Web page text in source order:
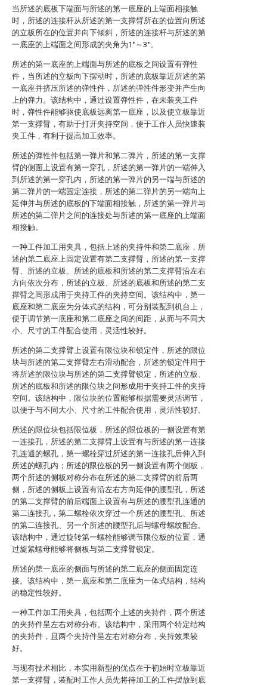
当所述的底板下端面与所述的第一底座的上端面相接触
时，所述的连接杆从所述的第一支撑臂所在的位置向所述
的立板所在的位置并向下倾斜，所述的连接杆与所述的第
一底座的上端面之间形成的夹角为1°～3°。
所述的第一底座的上端面与所述的底板之间设置有弹性
件，当所述的立板向下摆动时，所述的底板靠近所述的第
一底座并挤压所述的弹性件，所述的弹性件形变并产生向
上的弹力。该结构中，通过设置弹性件，在未装夹工件
时，弹性件能够驱使底板远离第一底座，以及使立板靠近
第一支撑臂，有助于打开夹持空间，便于工作人员快速装
夹工件，有利于提高加工效率。
所述的弹性件包括第一弹片和第二弹片，所述的第一支撑
臂的侧面上设置有第一穿孔，所述的第一弹片的一端伸入
到所述的第一穿孔内，所述的第一弹片的另一端与所述的
第二弹片的一端固定连接，所述的第二弹片的另一端向上
延伸并与所述的底板的下端面相接触，所述的第一弹片与
所述的第二弹片之间的连接处与所述的第一底座的上端面
相接触。
一种工件加工用夹具，包括上述的夹持件和第二底座，所
述的第二底座上固定设置有第二支撑臂，所述的第一支撑
臂、所述的立板、所述的底板和所述的第二支撑臂沿左右
方向依次分布，所述的立板、所述的底板和所述的第二支
撑臂之间形成用于夹持工件的夹持空间。该结构中，第一
底座和第二底座为分体式的结构，可分别装配到机台上，
便于调节第一底座和第二底座之间的间距，从而与不同大
小、尺寸的工件配合使用，灵活性较好。
所述的第二支撑臂上设置有限位块和锁定件，所述的限位
块与所述的第二支撑臂左右滑动配合，所述的锁定件用于
将所述的限位块与所述的第二支撑臂锁定，所述的立板、
所述的底板和所述的限位块之间形成用于夹持工件的夹持
空间。该结构中，限位块的位置能够根据需要灵活调节，
以便于与不同大小、尺寸的工件配合使用，灵活性较好。
所述的限位块包括限位板，所述的限位板的一侧设置有第
一连接孔，所述的第二支撑臂上设置有与所述的第一连接
孔连通的螺孔，第一螺栓穿过所述的第一连接孔后伸入到
所述的螺孔内；所述的限位板的另一侧设置有两个侧板，
两个所述的侧板对称分布在所述的第二支撑臂的前后两
侧，所述的侧板上设置有沿左右方向延伸的腰型孔，所述
的第二支撑臂的前后端面上设置有与所述的腰型孔连通的
第二连接孔，第二螺栓依次穿过一个所述的腰型孔、所述
的第二连接孔、另一个所述的腰型孔后与螺母螺纹配合。
该结构中，通过旋转第一螺栓能够调节限位板的位置，通
过旋紧螺母能够将侧板与第二支撑臂锁定。
所述的第一底座的侧面与所述的第二底座的侧面固定连
接。该结构中，第一底座和第二底座为一体式结构，结构
的稳定性较好。
一种工件加工用夹具，包括两个上述的夹持件，两个所述
的夹持件呈左右对称分布。该结构中，采用两个特定结构
的夹持件，且两个夹持件呈左右对称分布，夹持效果较
好。
与现有技术相比，本实用新型的优点在于初始时立板靠近
第一支撑臂，装配时工作人员先将待加工的工件摆放到底